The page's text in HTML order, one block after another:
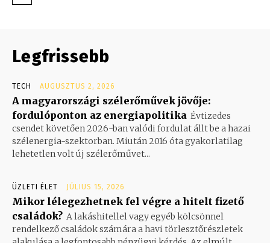
Legfrissebb
TECH AUGUSZTUS 2, 2026
A magyarországi szélerőművek jövője:
fordulóponton az energiapolitika Évtizedes
csendet követően 2026-ban valódi fordulat állt be a hazai
szélenergia-szektorban. Miután 2016 óta gyakorlatilag
lehetetlen volt új szélerőművet...
ÜZLETI ÉLET JÚLIUS 15, 2026
Mikor lélegezhetnek fel végre a hitelt fizető
családok? A lakáshitellel vagy egyéb kölcsönnel
rendelkező családok számára a havi törlesztőrészletek